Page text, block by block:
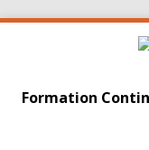
Formation